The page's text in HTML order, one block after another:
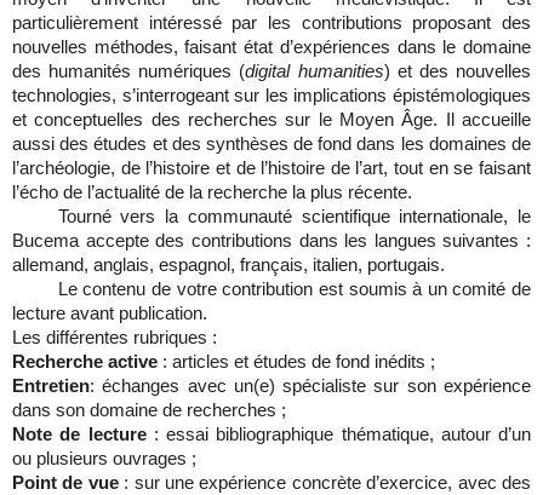
particulièrement intéressé par les contributions proposant des
nouvelles méthodes, faisant état d’expériences dans le domaine
des humanités numériques (digital humanities) et des nouvelles
technologies, s’interrogeant sur les implications épistémologiques
et conceptuelles des recherches sur le Moyen Âge. Il accueille
aussi des études et des synthèses de fond dans les domaines de
l’archéologie, de l’histoire et de l’histoire de l’art, tout en se faisant
l’écho de l’actualité de la recherche la plus récente.
Tourné vers la communauté scientifique internationale, le
Bucema accepte des contributions dans les langues suivantes :
allemand, anglais, espagnol, français, italien, portugais.
Le contenu de votre contribution est soumis à un comité de
lecture avant publication.
Les différentes rubriques :
Recherche active : articles et études de fond inédits ;
Entretien: échanges avec un(e) spécialiste sur son expérience
dans son domaine de recherches ;
Note de lecture : essai bibliographique thématique, autour d’un
ou plusieurs ouvrages ;
Point de vue : sur une expérience concrète d’exercice, avec des